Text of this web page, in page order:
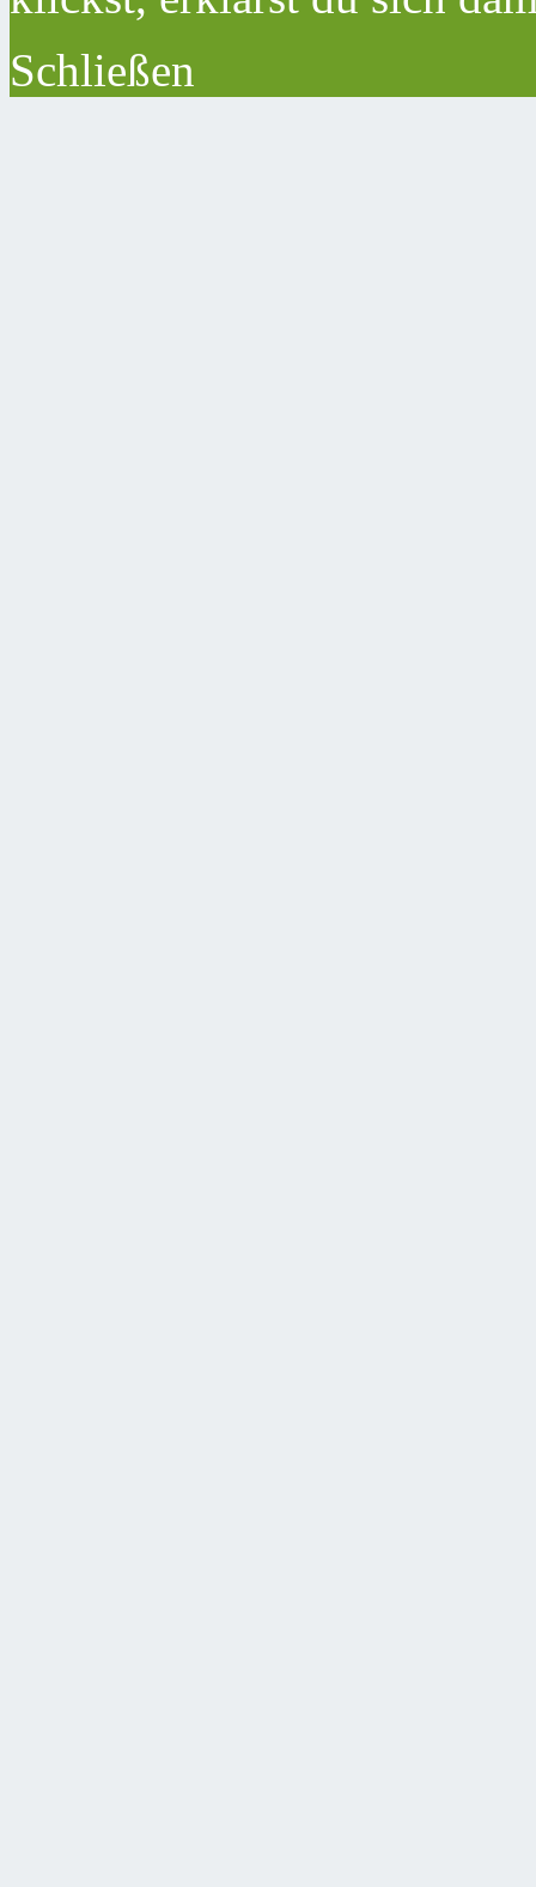
Schließen